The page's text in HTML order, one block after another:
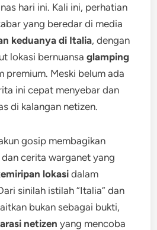
hari ini. Kali ini, perhatian
yang beredar di media
keduanya di Italia, dengan
lokasi bernuansaglamping
premium. Meski belum ada
ini cepat menyebar dan
di kalangan netizen.
gosip membagikan
cerita warganet yang
lokasidalam
sinilah istilah “Italia” dan
bukan sebagai bukti,
netizen yang mencoba